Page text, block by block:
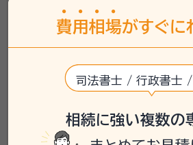
お電話でのご相談
遺言書 / 遺産分割 / 相続財
銀行手続き / 戸籍収集 / 相続人調査
訪問可 事務所面談可 女性スタッフ
費用 相場がすぐに
司法書士 / 行政書士
相続に強い複数の